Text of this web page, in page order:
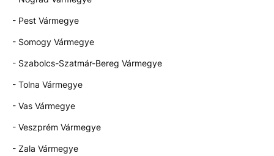
- Pest Vármegye
- Somogy Vármegye
- Szabolcs-Szatmár-Bereg Vármegye
- Tolna Vármegye
- Vas Vármegye
- Veszprém Vármegye
- Zala Vármegye